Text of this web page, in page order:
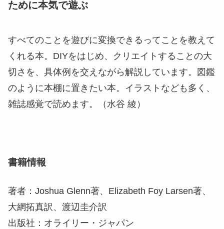
ために本気で遊ぶ
すべてのことを遊びに変換できるってことを教えて
くれる本。DIYをはじめ、クリエイトすることの大
切さを、具体例を交えながら解説しています。図鑑
のように本棚に置きたい本。イラストなども多く、
雑誌感覚で読めます。（水谷 綾）
書籍情報
著者：Joshua Glenn著、Elizabeth Foy Larsen著、
大網拓真訳、渡辺圭介訳
出版社：オライリー・ジャパン